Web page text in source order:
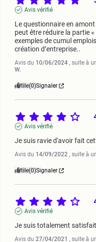
Avis vérifié
Le questionnaire en
peut être réduire la partie
exemples de cumul
création d’entreprise..
Avis du 10/06/2024 , suite à
W.
Utile(0)Signaler
Avis vérifié
Je suis ravie d'avoir fait
Avis du 14/09/2022 , suite à
Utile(0)Signaler
Avis vérifié
Je suis totalement
Avis du 27/04/2021 , suite à